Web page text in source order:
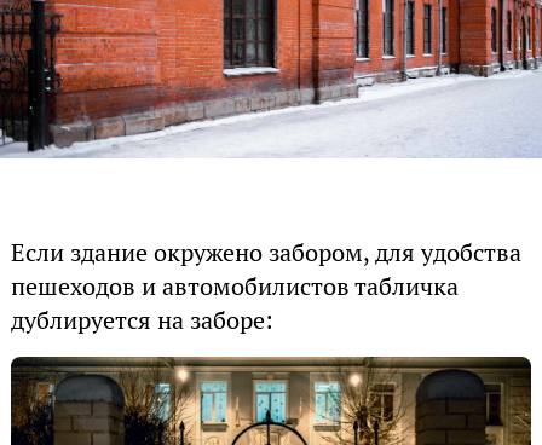
Если здание окружено забором, для удобства
пешеходов и автомобилистов табличка
дублируется на заборе: